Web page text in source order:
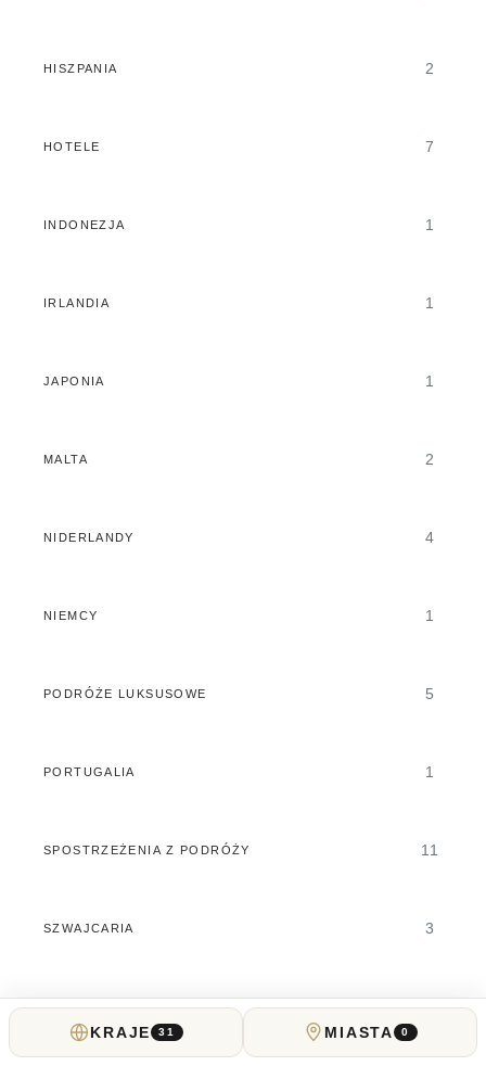
HISZPANIA 2
HOTELE 7
INDONEZJA 1
IRLANDIA 1
JAPONIA 1
MALTA 2
NIDERLANDY 4
NIEMCY 1
PODRÓŻE LUKSUSOWE 5
PORTUGALIA 1
SPOSTRZEŻENIA Z PODRÓŻY 11
SZWAJCARIA 3
TAJLANDIA
4
KRAJE
31 MIASTA 0